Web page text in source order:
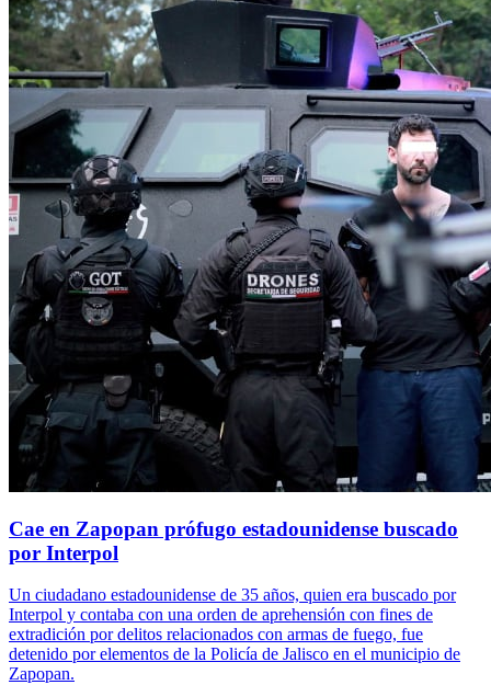
Cae en Zapopan prófugo estadounidense buscado
por Interpol
Un ciudadano estadounidense de 35 años, quien era buscado por
Interpol y contaba con una orden de aprehensión con fines de
extradición por delitos relacionados con armas de fuego, fue
detenido por elementos de la Policía de Jalisco en el municipio de
Zapopan.